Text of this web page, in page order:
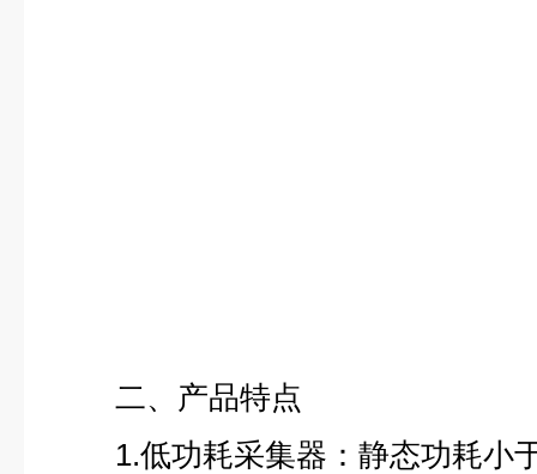
二、产品特点
1.低功耗采集器：静态功耗小